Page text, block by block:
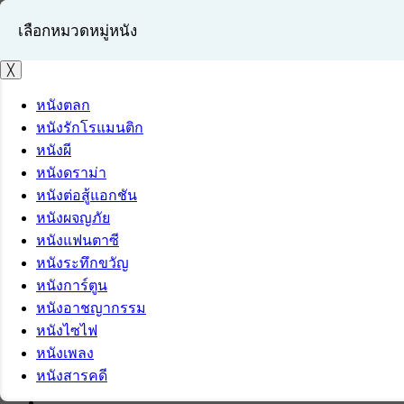
เข้าสู่ระบบ
สมัครสมาชิก
เลือกหมวดหมู่หนัง
╳
หนังตลก
หนังรักโรแมนติก
หนังผี
หนังดราม่า
หนังต่อสู้แอกชัน
หนังผจญภัย
หนังแฟนตาซี
หนังระทึกขวัญ
หนังการ์ตูน
หนังอาชญากรรม
หนังไซไฟ
หนังเพลง
หนังสารคดี